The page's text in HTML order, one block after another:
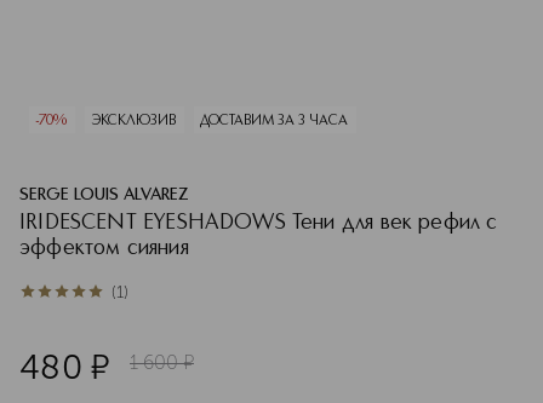
-70% ЭКСКЛЮЗИВ ДОСТАВИМ ЗА 3 ЧАСА
SERGE LOUIS ALVAREZ
IRIDESCENT EYESHADOWS Тени для век рефил с
эффектом сияния
5из 51 (1)
480 ¤ 1 600 ¤